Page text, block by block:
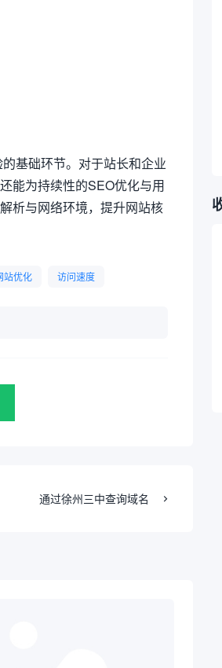
基础环节。对于站长和企业
能为持续性的SEO优化与用
析与网络环境，提升网站核
站优化 访问速度
通过徐州三中查询域名